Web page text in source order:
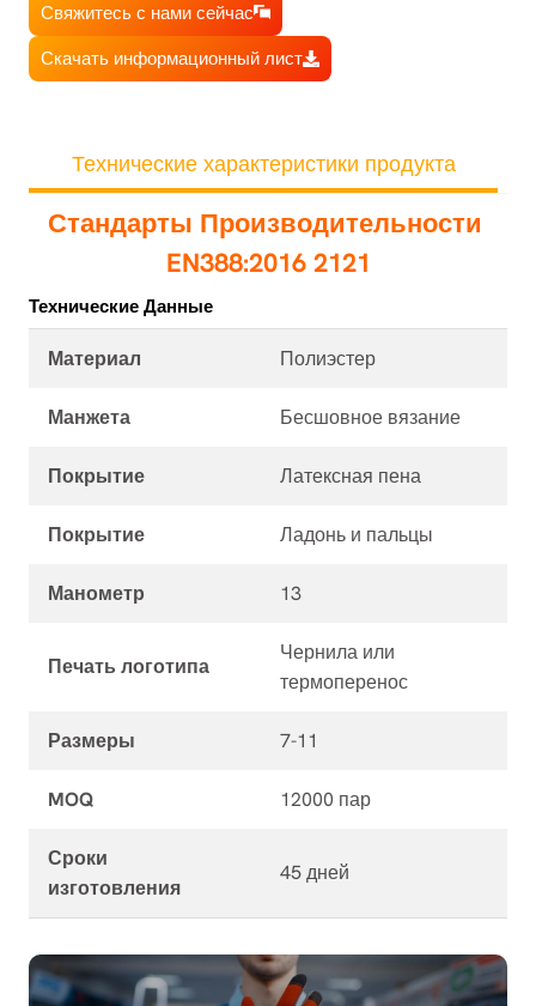
Свяжитесь с нами сейчас
Скачать информационный лист
Технические характеристики продукта
Стандарты Производительности
EN388:2016 2121
Технические Данные
Материал Полиэстер
Манжета Бесшовное вязание
Покрытие Латексная пена
Покрытие Ладонь и пальцы
Манометр 13
Печать логотипа
Чернила или
термоперенос
Размеры 7-11
MOQ 12000 пар
Сроки
изготовления
45 дней